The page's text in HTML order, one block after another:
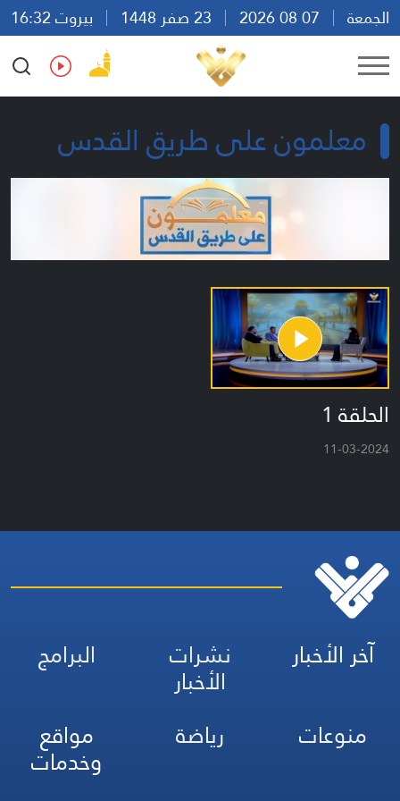
الجمعة
بيروت 16:32
Ar
En Fr Es
معلمون على طريق القدس
الحلقة 1
11-03-2024
آخر الأخبار نشرات
الأخبار
البرامج
منوعات
رياضة مواقع
وخدمات